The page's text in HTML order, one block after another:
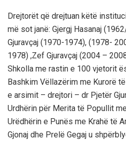
Drejtorët që drejtuan këtë
më sot janë: Gjergj Hasanaj
Gjuravçaj (1970-1974), (1978-
1978) ,Zef Gjuravçaj (2004 –
Shkolla me rastin e 100 vjetorit
Bashkim Vëllazërim me Kurorë
e arsimit – drejtori – dr Pjetër
Urdhërin për Merita të Popullit
Urëdhërin e Punës me Krahë të
Gjonaj dhe Prelë Gegaj u